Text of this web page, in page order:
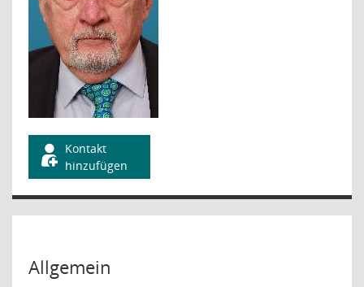
Kontakt
hinzufügen
Allgemein